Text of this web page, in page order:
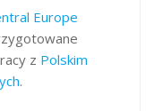
Europe
z Polskim
.